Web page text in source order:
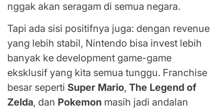
nggak akan seragam di semua negara.
Tapi ada sisi positifnya juga: dengan revenue
yang lebih stabil, Nintendo bisa invest lebih
banyak ke development game-game
eksklusif yang kita semua tunggu. Franchise
besar seperti Super Mario, The Legend of
Zelda, dan Pokemon masih jadi andalan